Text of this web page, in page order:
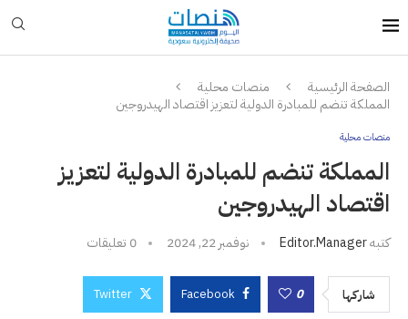
الصفحة الرئيسية
منصات محلية
المملكة تنضم للمبادرة الدولية لتعزيز اقتصاد الهيدروجين
منصات محلية
المملكة تنضم للمبادرة الدولية لتعزيز
اقتصاد الهيدروجين
كتبهEditor.manager نوفمبر 22, 2024 0 تعليقات
شاركها 0
Facebook
Twitter